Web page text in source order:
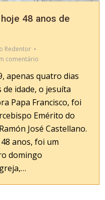
48 anos de
Redentor
comentário
apenas quatro dias
idade, o jesuíta
Papa Francisco, foi
Emérito do
José Castellano.
anos, foi um
domingo